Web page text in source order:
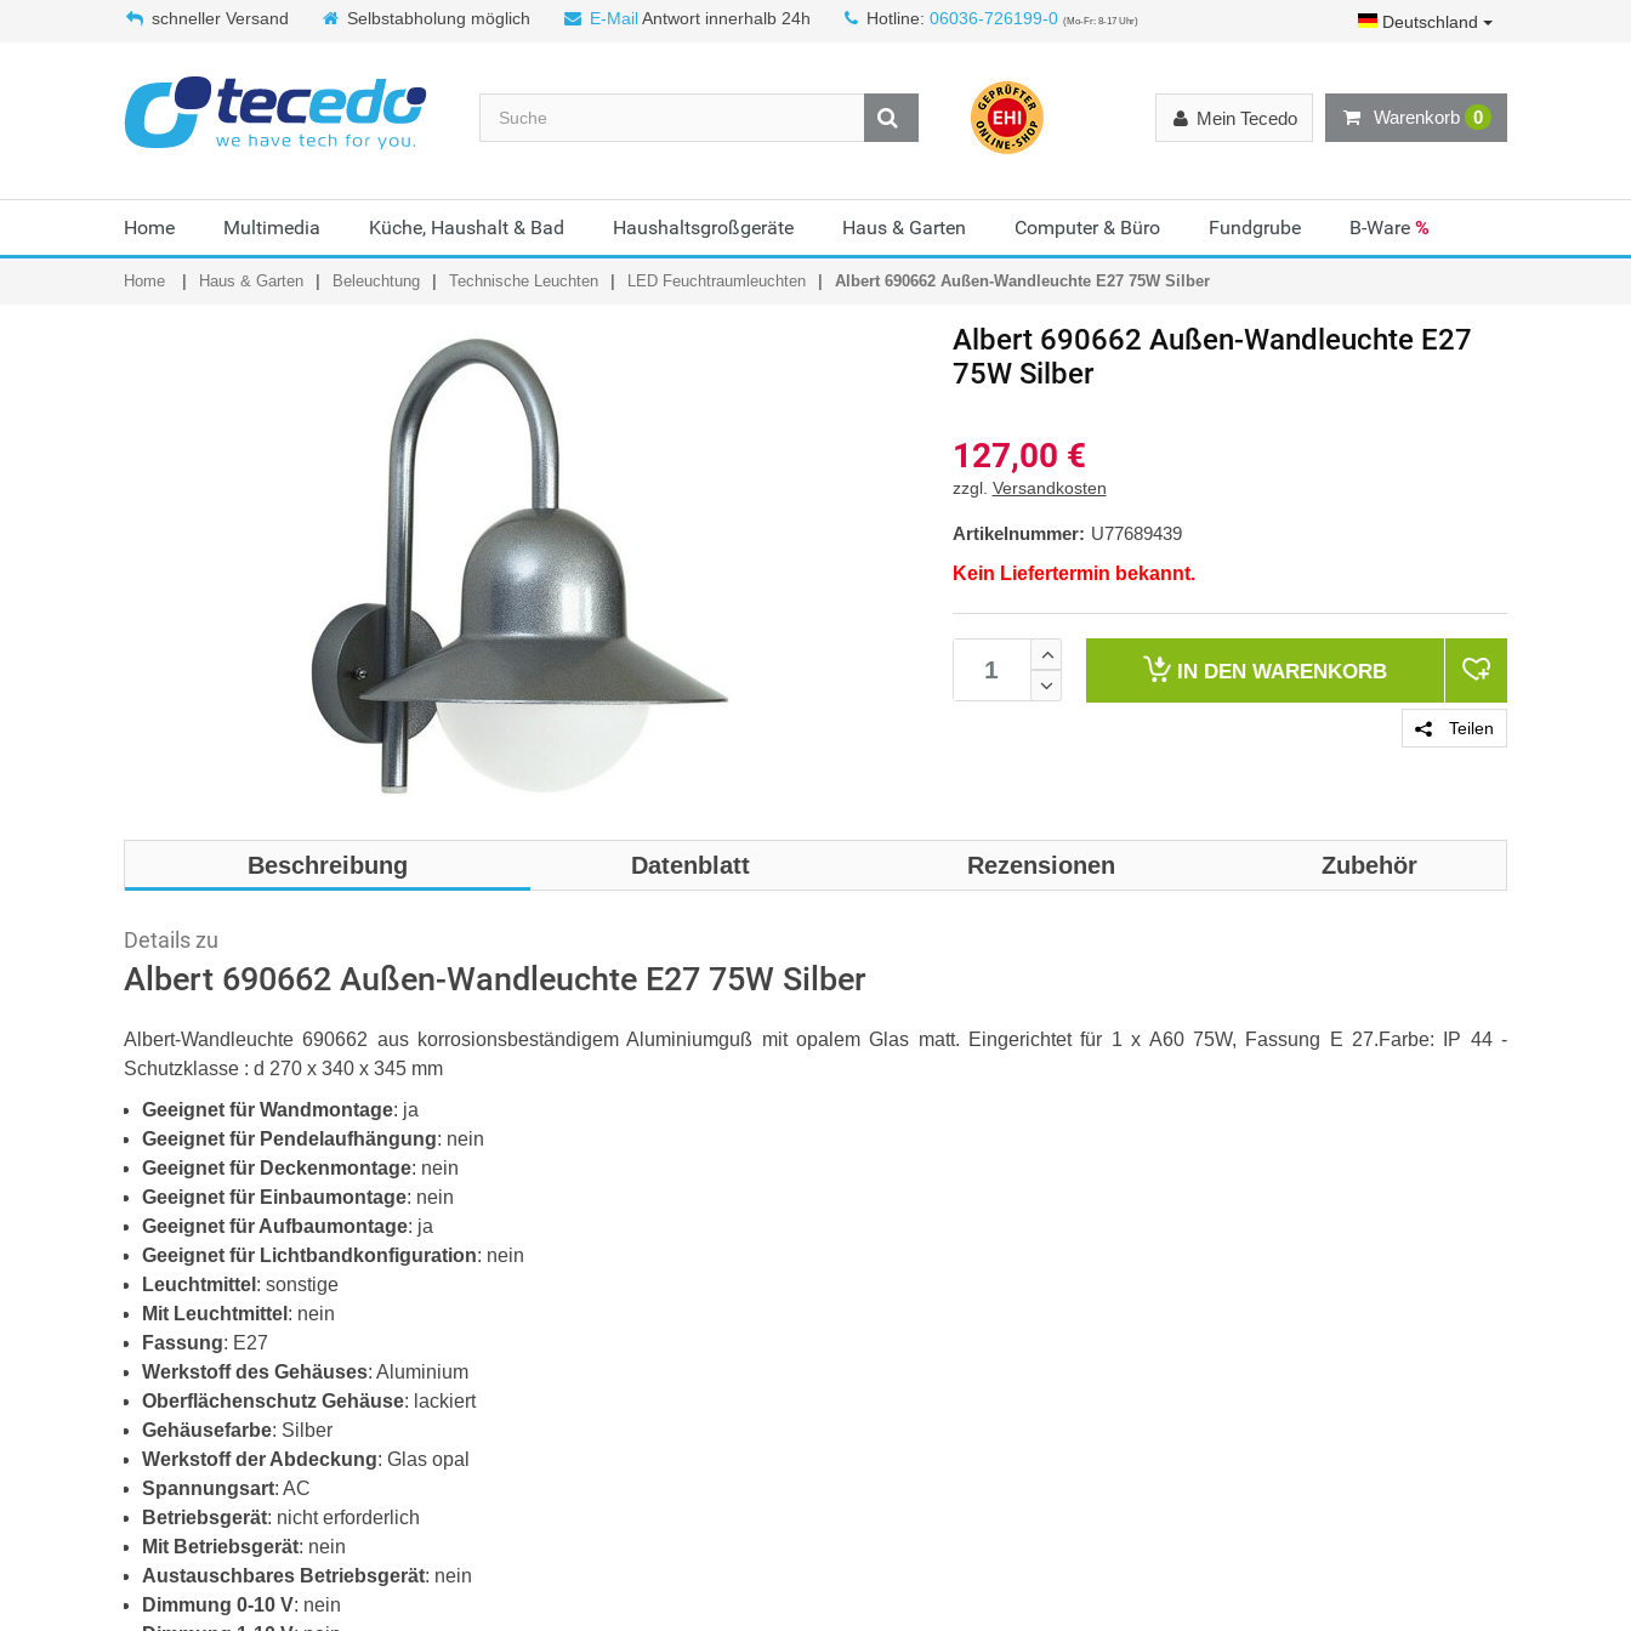
schneller Versand Selbstabholung möglich E-MailAntwort innerhalb 24h Hotline: 06036-726199-0 (Mo-Fr: 8-17 Uhr) Deutschland
Warenkorb 0
Mein Tecedo
Home Multimedia Küche, Haushalt & Bad Haushaltsgroßgeräte Haus & Garten Computer & Büro Fundgrube B-Ware %
Home Haus & Garten Beleuchtung Technische Leuchten LED Feuchtraumleuchten Albert 690662 Außen-Wandleuchte E27 75W Silber
Albert 690662 Außen-Wandleuchte E27
75W Silber
127,00 €
zzgl. Versandkosten
Artikelnummer: U77689439
Kein Liefertermin bekannt.
IN DEN WARENKORB
Teilen
Beschreibung Datenblatt Rezensionen Zubehör
Details zu
Albert 690662 Außen-Wandleuchte E27 75W Silber
Albert-Wandleuchte 690662 aus korrosionsbeständigem Aluminiumguß mit opalem Glas matt. Eingerichtet für 1 x A60 75W, Fassung E 27.Farbe: IP 44 -
Schutzklasse : d 270 x 340 x 345 mm
Geeignet für Wandmontage: ja
Geeignet für Pendelaufhängung: nein
Geeignet für Deckenmontage: nein
Geeignet für Einbaumontage: nein
Geeignet für Aufbaumontage: ja
Geeignet für Lichtbandkonfiguration: nein
Leuchtmittel : sonstige
Mit Leuchtmittel : nein
Fassung: E27
Werkstoff des Gehäuses: Aluminium
Oberflächenschutz Gehäuse: lackiert
Gehäusefarbe: Silber
Werkstoff der Abdeckung: Glas opal
Spannungsart: AC
Betriebsgerät: nicht erforderlich
Mit Betriebsgerät: nein
Austauschbares Betriebsgerät: nein
Dimmung 0-10 V: nein